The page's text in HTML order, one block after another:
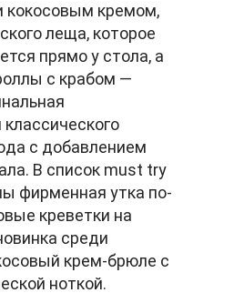
кокосовым кремом,
леща, которое
прямо у стола, а
с крабом —
с добавлением
В список must try
фирменная утка по-
креветки на
среди
крем-брюле с
ноткой.